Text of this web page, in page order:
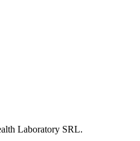
Laboratory SRL.